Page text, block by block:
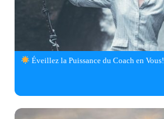
Éveillez la Puissance du Coach en Vous!